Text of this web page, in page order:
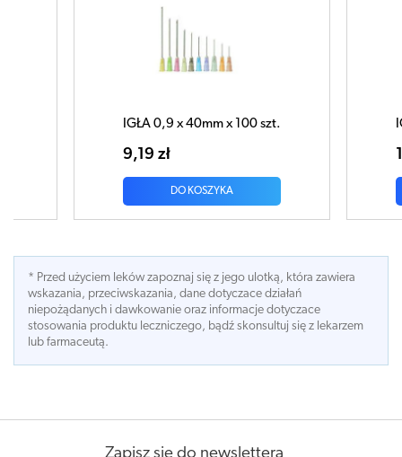
IGŁA 0,8 x 40mm x 100 szt.
10,41 zł
DO KOSZYKA
* Przed użyciem leków zapoznaj się z jego ulotką, która zawiera
wskazania, przeciwskazania, dane dotyczace działań
niepożądanych i dawkowanie oraz informacje dotyczace
stosowania produktu leczniczego, bądź skonsultuj się z lekarzem
lub farmaceutą.
Zapisz się do newslettera